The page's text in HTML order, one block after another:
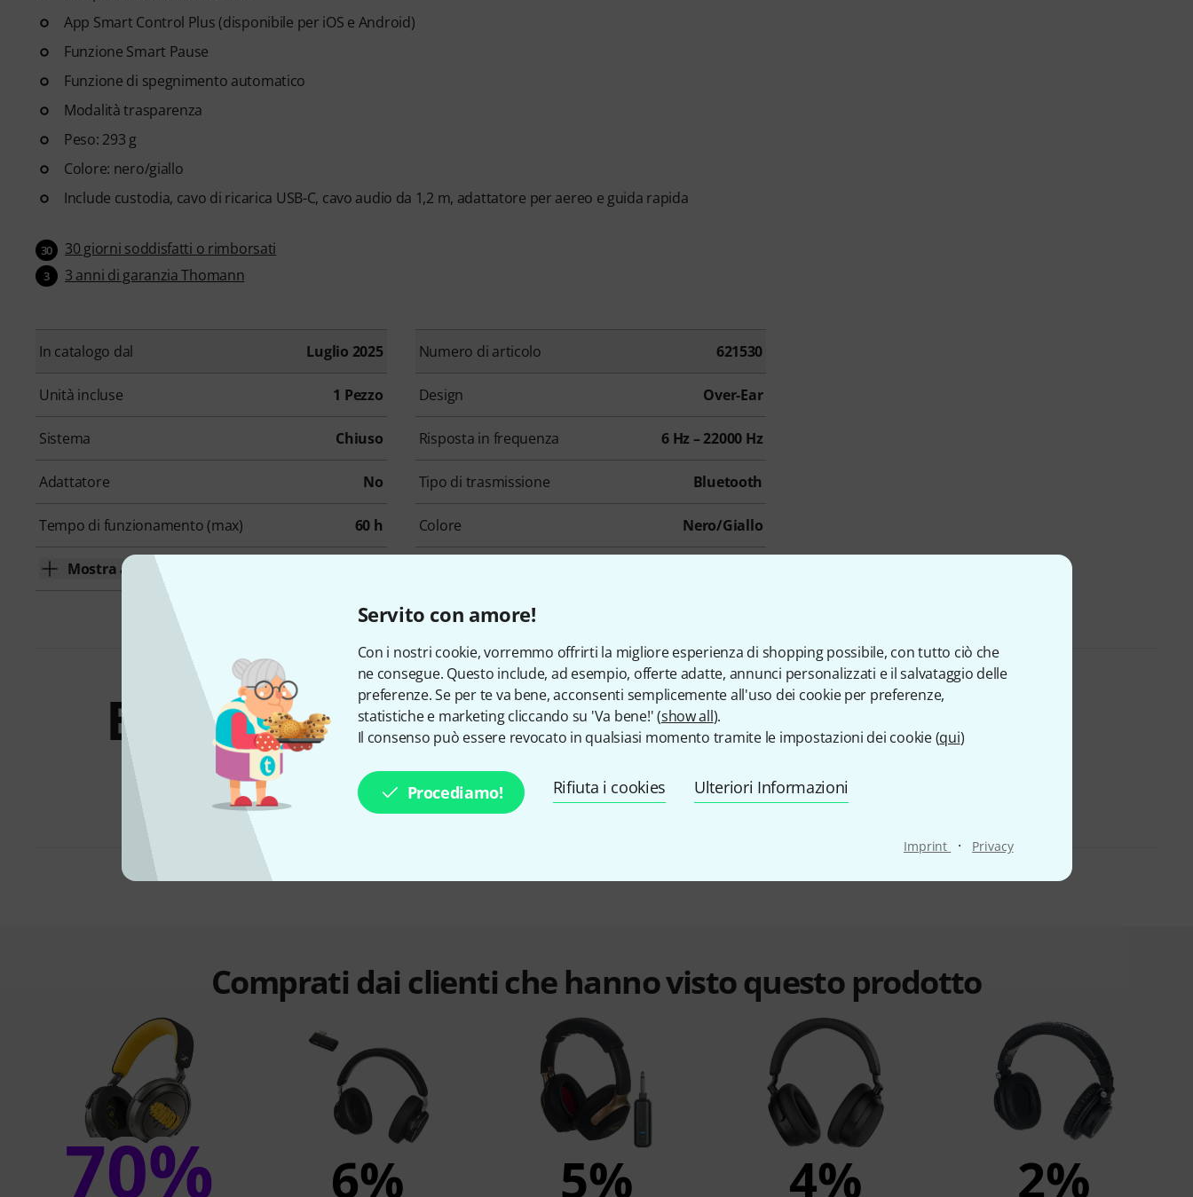
Servito con amore!
Con i nostri cookie, vorremmo offrirti la migliore esperienza di shopping possibile, con tutto ciò che
ne consegue. Questo include, ad esempio, offerte adatte, annunci personalizzati e il salvataggio delle
preferenze. Se per te va bene, acconsenti semplicemente all'uso dei cookie per preferenze,
statistiche e marketing cliccando su 'Va bene!' (show all).
Il consenso può essere revocato in qualsiasi momento tramite le impostazioni dei cookie (qui)
Procediamo! Rifiuta i cookies Ulteriori Informazioni
Imprint · Privacy
App Smart Control Plus (disponibile per iOS e Android)
Funzione Smart Pause
Funzione di spegnimento automatico
Modalità trasparenza
Peso: 293 g
Colore: nero/giallo
Include custodia, cavo di ricarica USB-C, cavo audio da 1,2 m, adattatore per aereo e guida rapida
30 30 giorni soddisfatti o rimborsati
3 3 anni di garanzia Thomann
In catalogo dal Luglio 2025 Numero di articolo 621530
Unità incluse 1 Pezzo Design Over-Ear
Sistema Chiuso Risposta in frequenza 6 Hz – 22000 Hz
Adattatore No Tipo di trasmissione Bluetooth
Tempo di funzionamento (max) 60 h Colore Nero/Giallo
Mostra altro
Bundles &
offerte
Sennheiser Momentum 4 80th Annive B-Stock
eventualmente con lievi segni d'usura
€ 187
Comprati dai clienti che hanno visto questo prodotto
70% 6% 5% 4% 2%